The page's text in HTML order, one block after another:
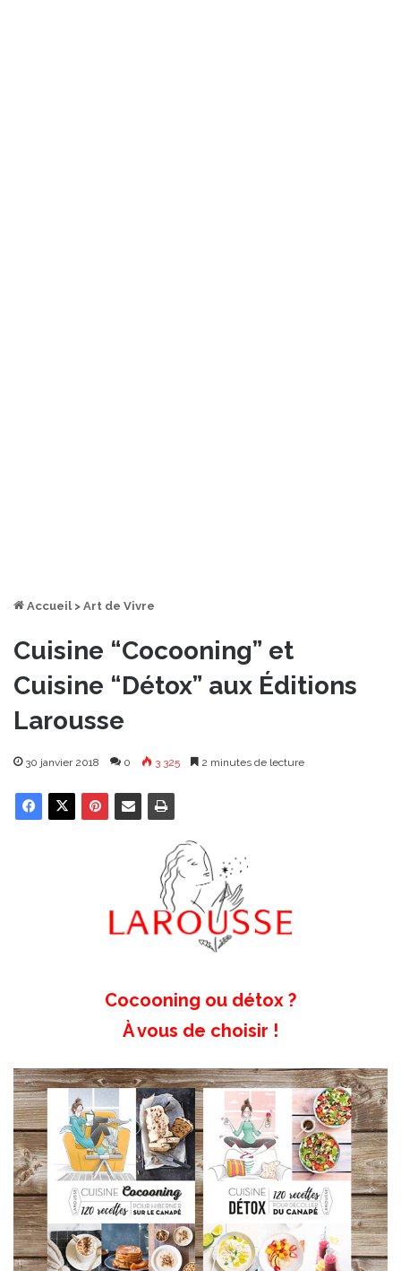
Accueil > Art de Vivre
Cuisine “Cocooning” et
Cuisine “Détox” aux Éditions
Larousse
30 janvier 2018 0 3 325 2 minutes de lecture
Cocooning ou détox ?
À vous de choisir !